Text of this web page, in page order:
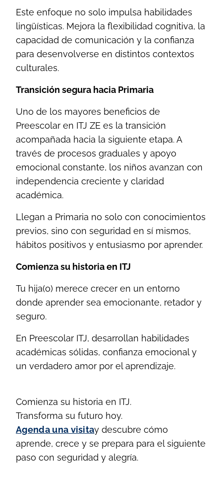
Este enfoque no solo impulsa habilidades
lingüísticas. Mejora la flexibilidad cognitiva, la
capacidad de comunicación y la confianza
para desenvolverse en distintos contextos
culturales.
Transición segura hacia Primaria
Uno de los mayores beneficios de
Preescolar en ITJ ZE es la transición
acompañada hacia la siguiente etapa. A
través de procesos graduales y apoyo
emocional constante, los niños avanzan con
independencia creciente y claridad
académica.
Llegan a Primaria no solo con conocimientos
previos, sino con seguridad en sí mismos,
hábitos positivos y entusiasmo por aprender.
Comienza su historia en ITJ
Tu hija(o) merece crecer en un entorno
donde aprender sea emocionante, retador y
seguro.
En Preescolar ITJ, desarrollan habilidades
académicas sólidas, confianza emocional y
un verdadero amor por el aprendizaje.
Comienza su historia en ITJ.
Transforma su futuro hoy.
Agenda una visitay descubre cómo
aprende, crece y se prepara para el siguiente
paso con seguridad y alegría.